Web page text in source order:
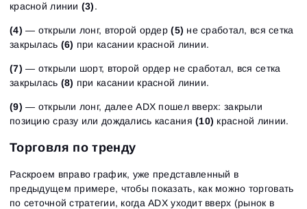
красной линии (3).
(4)— открыли лонг, второй ордер(5) не сработал, вся сетка
закрылась (6) при касании красной линии.
(7)— открыли шорт, второй ордер не сработал, вся сетка
закрылась (8) при касании красной линии.
(9)— открыли лонг, далее ADX пошел вверх: закрыли
позицию сразу или дождались касания (10) красной линии.
Торговля по тренду
Раскроем вправо график, уже представленный в
предыдущем примере, чтобы показать, как можно торговать
по сеточной стратегии, когда ADX уходит вверх (рынок в